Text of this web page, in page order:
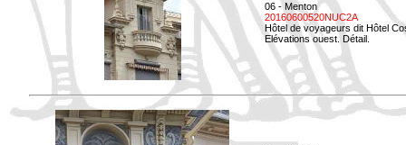
06 - Menton
20160600520NUC2A
Hôtel de voyageurs dit Hôtel
Elévations ouest. Détail.